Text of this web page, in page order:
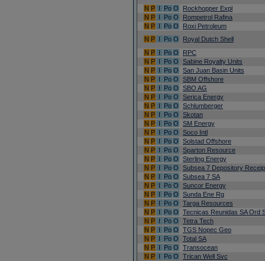
N P I Po O
Rockhopper Expl
N P I Po O
Rompetrol Rafina
N P I Po O
Roxi Petroleum
N P I Po O
Royal Dutch Shell
N P I Po O
RPC
N P I Po O
Sabine Royalty Units
N P I Po O
San Juan Basin Units
N P I Po O
SBM Offshore
N P I Po O
SBO AG
N P I Po O
Serica Energy
N P I Po O
Schlumberger
N P I Po O
Skotan
N P I Po O
SM Energy
N P I Po O
Soco Intl
N P I Po O
Solstad Offshore
N P I Po O
Sparton Resource
N P I Po O
Sterling Energy
N P I Po O
Subsea 7 Depository
N P I Po O
Subsea 7 SA
N P I Po O
Suncor Energy
N P I Po O
Sunda Ene Rg
N P I Po O
Targa Resources
N P I Po O
Tecnicas Reunidas SA Ord
N P I Po O
Tetra Tech
N P I Po O
TGS Nopec Geo
N P I Po O
Total SA
N P I Po O
Transocean
N P I Po O
Trican Well Svc